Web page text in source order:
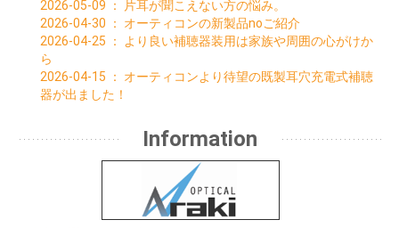
2026-05-09 ：
片耳が聞こえない方の悩み。
2026-04-30 ： オーティコンの新製品noご紹介
2026-04-25 ： より良い補聴器装用は家族や周囲の心がけか
ら
2026-04-15 ： オーティコンより待望の既製耳穴充電式補聴
器が出ました！
Information